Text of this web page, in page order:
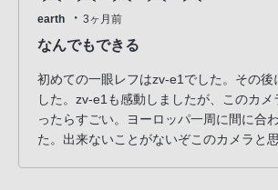
earth ・ 3ヶ月前
なんでもできる
初めての一眼レフはzv-e1でした。その後
した。zv-e1も感動しましたが、このカ
ったらすごい。ヨーロッパ一周に間に合
た。出来ないことがないぞこのカメラと